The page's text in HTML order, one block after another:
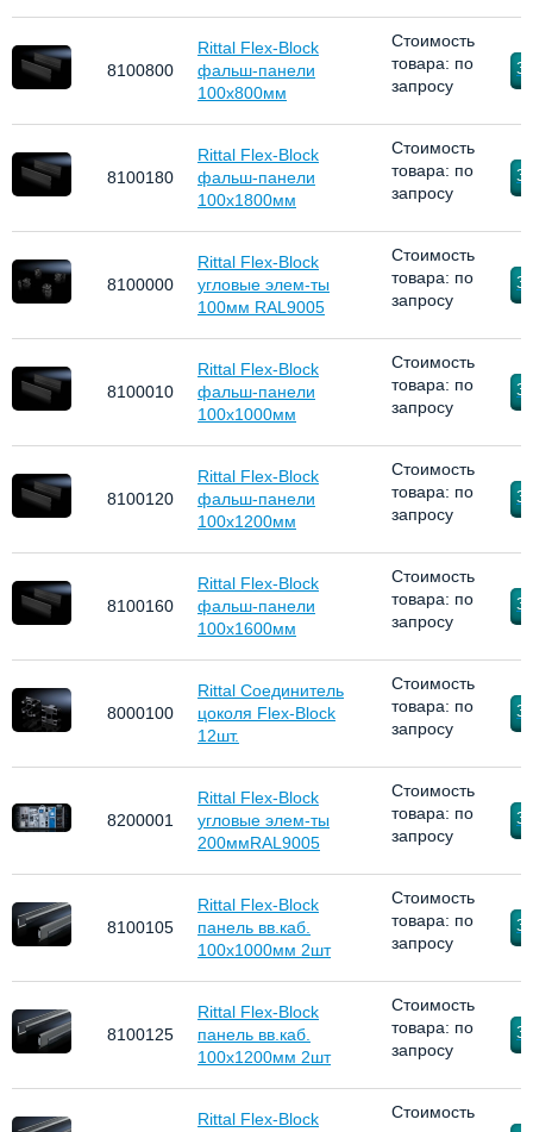
8100800
Rittal Flex-Block
фальш-панели
100х800мм
Стоимость
товара: по
запросу
8100180
Rittal Flex-Block
фальш-панели
100х1800мм
Стоимость
товара: по
запросу
8100000
Rittal Flex-Block
угловые элем-ты
100мм RAL9005
Стоимость
товара: по
запросу
8100010
Rittal Flex-Block
фальш-панели
100х1000мм
Стоимость
товара: по
запросу
8100120
Rittal Flex-Block
фальш-панели
100х1200мм
Стоимость
товара: по
запросу
8100160
Rittal Flex-Block
фальш-панели
100х1600мм
Стоимость
товара: по
запросу
8000100
Rittal Соединитель
цоколя Flex-Block
12шт.
Стоимость
товара: по
запросу
8200001
Rittal Flex-Block
угловые элем-ты
200ммRAL9005
Стоимость
товара: по
запросу
8100105
Rittal Flex-Block
панель вв.каб.
100х1000мм 2шт
Стоимость
товара: по
запросу
8100125
Rittal Flex-Block
панель вв.каб.
100х1200мм 2шт
Стоимость
товара: по
запросу
Rittal Flex-Block
Стоимость